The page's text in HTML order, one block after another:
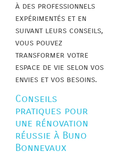
à des professionnels
expérimentés et en
suivant leurs conseils,
vous pouvez
transformer votre
espace de vie selon vos
envies et vos besoins.
Conseils
pratiques pour
une rénovation
réussie à Buno
Bonnevaux